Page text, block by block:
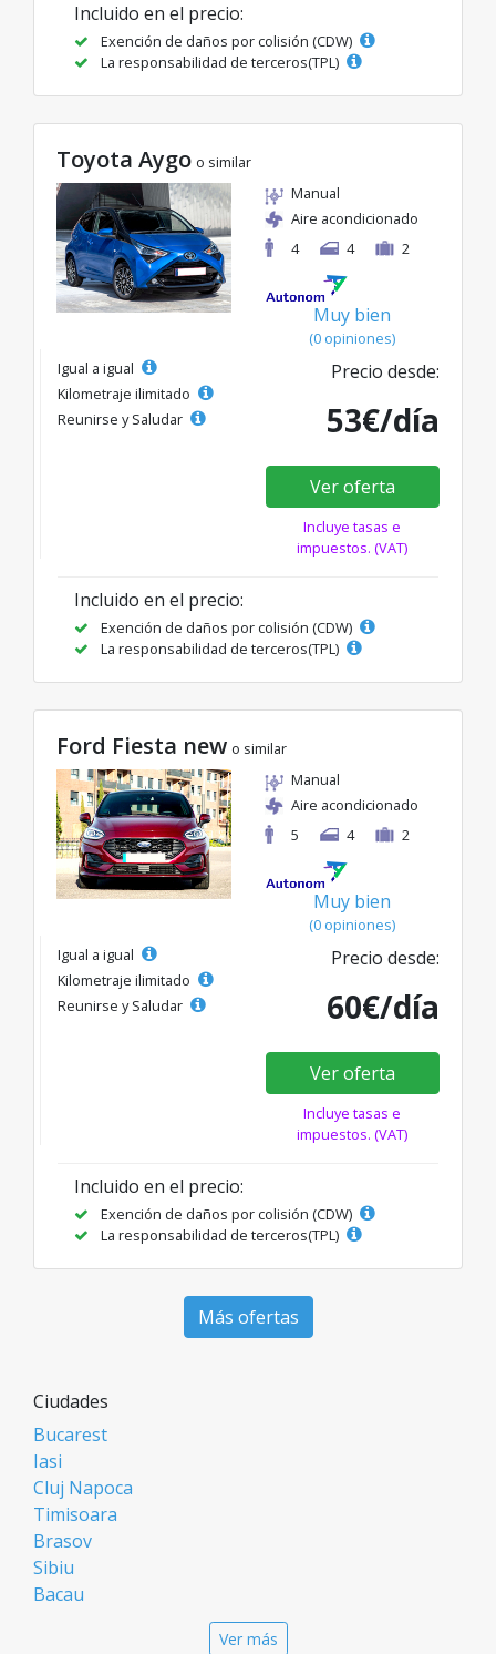
Incluido en el precio:
Exención de daños por colisión (CDW)
La responsabilidad de terceros(TPL)
Toyota Aygo o similar
Manual
Aire acondicionado
4
4 2
Muy bien
(0 opiniones)
Igual a igual
Kilometraje ilimitado
Reunirse y Saludar
Precio desde:
53€/día
Ver oferta
Incluye tasas e
impuestos. (VAT)
Incluido en el precio:
Exención de daños por colisión (CDW)
La responsabilidad de terceros(TPL)
Ford Fiesta new o similar
Manual
Aire acondicionado
5
4 2
Muy bien
(0 opiniones)
Igual a igual
Kilometraje ilimitado
Reunirse y Saludar
Precio desde:
60€/día
Ver oferta
Incluye tasas e
impuestos. (VAT)
Incluido en el precio:
Exención de daños por colisión (CDW)
La responsabilidad de terceros(TPL)
Más ofertas
Ciudades
Bucarest
Iasi
Cluj Napoca
Timisoara
Brasov
Sibiu
Bacau
Ver más